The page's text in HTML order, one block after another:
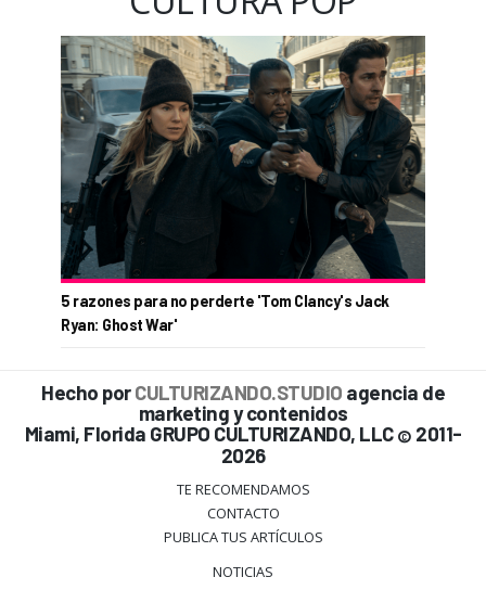
5 razones para no perderte 'Tom Clancy's Jack
Ryan: Ghost War'
Hecho porCULTURIZANDO.STUDIO agencia de
marketing y contenidos
Miami, Florida GRUPO CULTURIZANDO, LLC © 2011-
2026
TE RECOMENDAMOS
CONTACTO
PUBLICA TUS ARTÍCULOS
NOTICIAS